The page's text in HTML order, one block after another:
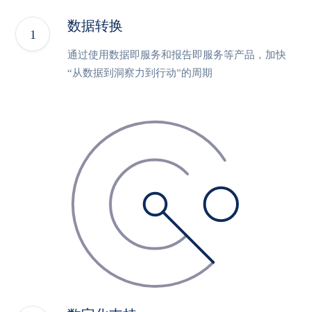
数据转换
通过使用数据即服务和报告即服务等产品，加快
“从数据到洞察力到行动”的周期